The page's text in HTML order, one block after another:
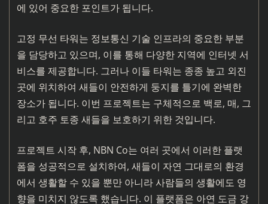
에 있어 중요한 포인트가 됩니다.
고정 무선 타워는 정보통신 기술 인프라의 중요한 부분
을 담당하고 있으며, 이를 통해 다양한 지역에 인터넷 서
비스를 제공합니다. 그러나 이들 타워는 종종 높고 외진
곳에 위치하여 새들이 안전하게 둥지를 틀기에 완벽한
장소가 됩니다. 이번 프로젝트는 구체적으로 백로, 매, 그
리고 호주 토종 새들을 보호하기 위한 것입니다.
프로젝트 시작 후, NBN Co는 여러 곳에서 이러한 플랫
폼을 성공적으로 설치하여, 새들이 자연 그대로의 환경
에서 생활할 수 있을 뿐만 아니라 사람들의 생활에도 영
향을 미치지 않도록 했습니다. 이 플랫폼은 아연 도금 강